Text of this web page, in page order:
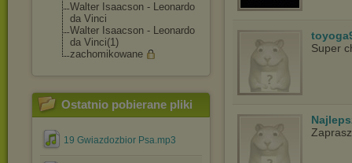
Walter Isaacson - Leonardo
da Vinci
Walter Isaacson - Leonardo
da Vinci(1)
zachomikowane
Ostatnio pobierane pliki
19 Gwiazdozbior Psa.mp3
Super